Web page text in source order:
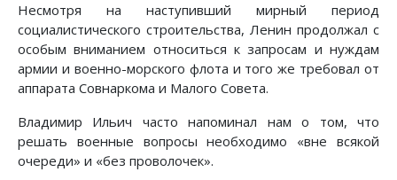
Несмотря на наступивший мирный период
социалистического строительства, Ленин продолжал с
особым вниманием относиться к запросам и нуждам
армии и военно-морского флота и того же требовал от
аппарата Совнаркома и Малого Совета.
Владимир Ильич часто напоминал нам о том, что
решать военные вопросы необходимо «вне всякой
очереди» и «без проволочек».